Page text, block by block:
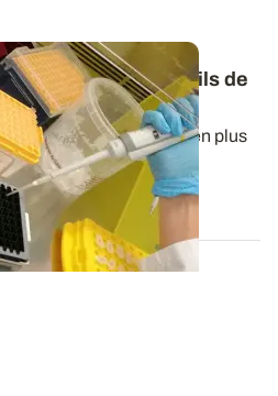
: de nouveaux outils de
efficacité ?
sont de plus en plus